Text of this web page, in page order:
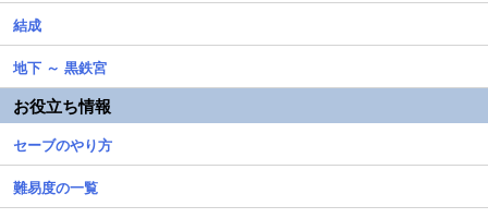
結成
地下 ～ 黒鉄宮
お役立ち情報
セーブのやり方
難易度の一覧